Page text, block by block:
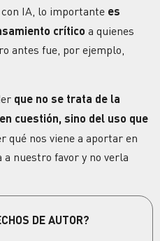
IA, lo importante es
crítico a quienes
antes fue, por ejemplo,
que no se trata de la
cuestión, sino del uso que
qué nos viene a aportar en
nuestro favor y no verla
DE AUTOR?